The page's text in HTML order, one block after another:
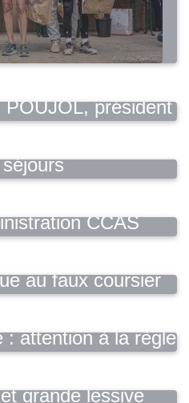
président
CMA
CCAS
au faux coursier
: attention à la règle
!
grande lessive